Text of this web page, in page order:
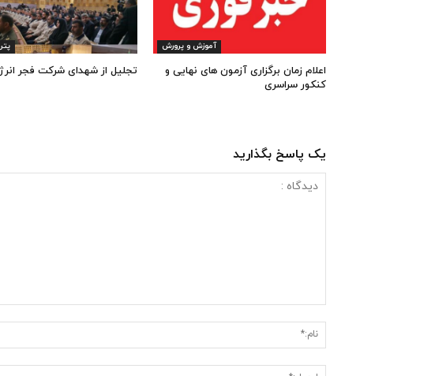
آموزش و پرورش
اعلام زمان برگزاری آزمون های نهایی و
کنکور سراسری
تجلیل از شهدای شرکت فجر
یک پاسخ بگذارید